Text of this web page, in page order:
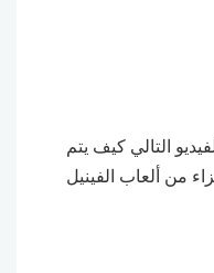
التالي كيف يتم